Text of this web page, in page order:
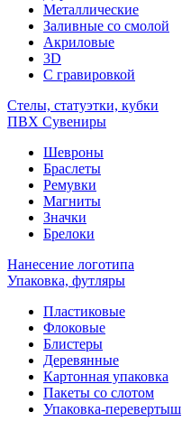
Металлические
Заливные со смолой
Акриловые
3D
C гравировкой
Стелы, статуэтки, кубки
ПВХ Сувениры
Шевроны
Браслеты
Ремувки
Магниты
Значки
Брелоки
Нанесение логотипа
Упаковка, футляры
Пластиковые
Флоковые
Блистеры
Деревянные
Картонная упаковка
Пакеты со слотом
Упаковка-перевертыш